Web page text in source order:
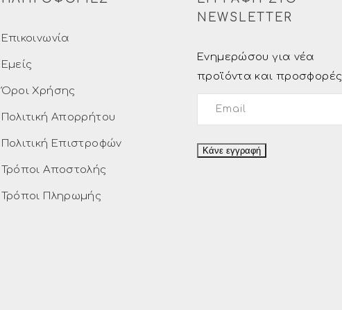
Επικοινωνία
Εμείς
Όροι Χρήσης
Πολιτική Απορρήτου
Πολιτική Επιστροφών
Τρόποι Αποστολής
Τρόποι Πληρωμής
NEWSLETTER
Ενημερώσου για νέα
προϊόντα και προσφορές